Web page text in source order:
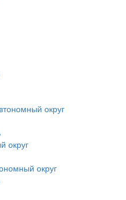
округ
округ
округ